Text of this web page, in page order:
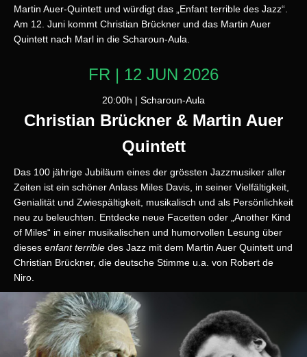
Martin Auer-Quintett und würdigt das „Enfant terrible des Jazz“.
Am 12. Juni kommt Christian Brückner und das Martin Auer
Quintett nach Marl in die Scharoun-Aula.
FR | 12 JUN 2026
20:00h | Scharoun-Aula
Christian Brückner & Martin Auer
Quintett
Das 100 jährige Jubiläum eines der grössten Jazzmusiker aller
Zeiten ist ein schöner Anlass Miles Davis, in seiner Vielfältigkeit,
Genialität und Zwiespältigkeit, musikalisch und als Persönlichkeit
neu zu beleuchten. Entdecke neue Facetten oder „Another Kind
of Miles“ in einer musikalischen und humorvollen Lesung über
dieses enfantterrible des Jazz mit dem Martin Auer Quintett und
Christian Brückner, die deutsche Stimme u.a. von Robert de
Niro.